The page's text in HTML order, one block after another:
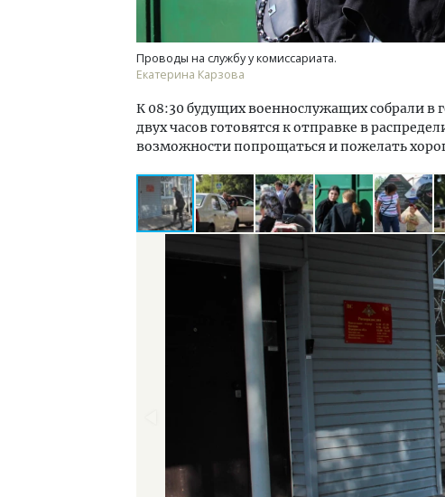
Проводы на службу у комиссариата.
Екатерина Карзова
К 08:30 будущих военнослужащих собрали в
двух часов готовятся к отправке в
возможности попрощаться и пожелать